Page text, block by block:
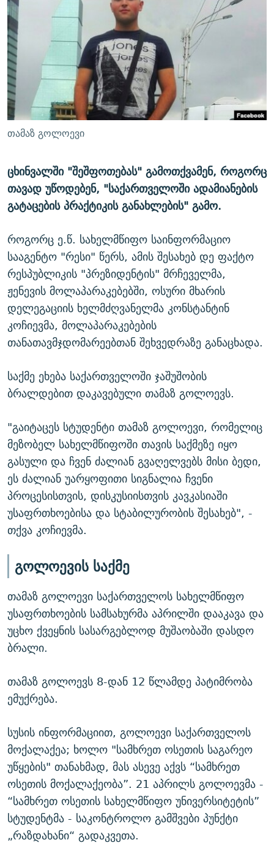
ᲛᲝᲚᲐᲞᲐᲠᲐᲙᲔ ᲢᲔᲥᲡᲢᲔᲑᲘ
ᲚᲘᲢᲔᲠᲐᲢᲣᲠᲣᲚᲘ ᲬᲐᲮᲜᲐᲒᲔᲑᲘ
ᲐᲛᲔᲠᲘᲙᲣᲚᲘ ᲛᲝᲗᲮᲠᲝᲑᲐ
ᲘᲛᲞᲔᲠᲘᲐ ᲓᲐ ᲠᲐᲓᲘᲝ
ᲩᲔᲛᲘ ᲡᲘᲙᲕᲓᲘᲚᲘᲡ ᲛᲘᲖᲔᲖᲘᲐ COVID-19
11 ᲬᲔᲚᲘ - 11 ᲐᲛᲑᲐᲕᲘ
ᲡᲐᲞᲐᲠᲚᲐᲛᲔᲜᲢᲝ ᲐᲠᲩᲔᲕᲜᲔᲑᲘᲡ ᲘᲡᲢᲝᲠᲘᲐ
ᲑᲐᲕᲨᲕᲔᲑᲘ ᲞᲠᲝᲡᲢᲘᲢᲣᲪᲘᲐᲨᲘ - ᲐᲛᲝᲣᲗᲥᲛᲔᲚᲘ ᲐᲛᲑᲐᲕᲘ
5 ᲐᲛᲑᲐᲕᲘ - 20 ᲘᲕᲜᲘᲡᲡ ᲓᲐᲨᲐᲕᲔᲑᲣᲚᲔᲑᲘ
ᲐᲒᲕᲘᲡᲢᲝᲡ ᲝᲛᲘ
ПРИВЕТ ᲙᲣᲚᲢᲣᲠᲐ
ᲒᲐᲛᲝᲘᲬᲔᲠᲔ
რთე/რთ-ის ყველა საიტი
თამაზ გოლოევი
ცხინვალში "შეშფოთებას" გამოთქვამენ, როგორც
თავად უწოდებენ, "საქართველოში ადამიანების
გატაცების პრაქტიკის განახლების" გამო.
როგორც ე.წ. სახელმწიფო საინფორმაციო
სააგენტო "რესი" წერს, ამის შესახებ დე ფაქტო
რესპუბლიკის "პრეზიდენტის" მრჩეველმა,
ჟენევის მოლაპარაკებებში, ოსური მხარის
დელეგაციის ხელმძღვანელმა კონსტანტინ
კოჩიევმა, მოლაპარაკებების
თანათავმჯდომარეებთან შეხვედრაზე განაცხადა.
საქმე ეხება საქართველოში ჯაშუშობის
ბრალდებით დაკავებული თამაზ გოლოევს.
"გაიტაცეს სტუდენტი თამაზ გოლოევი, რომელიც
მეზობელ სახელმწიფოში თავის საქმეზე იყო
გასული და ჩვენ ძალიან გვაღელვებს მისი ბედი,
ეს ძალიან უარყოფითი სიგნალია ჩვენი
პროცესისთვის, დისკუსიისთვის კავკასიაში
უსაფრთხოებისა და სტაბილურობის შესახებ", -
თქვა კოჩიევმა.
გოლოევის საქმე
თამაზ გოლოევი საქართველოს სახელმწიფო
უსაფრთხოების სამსახურმა აპრილში დააკავა და
უცხო ქვეყნის სასარგებლოდ მუშაობაში დასდო
ბრალი.
თამაზ გოლოევს 8-დან 12 წლამდე პატიმრობა
ემუქრება.
სუსის ინფორმაციით, გოლოევი საქართველოს
მოქალაქეა; ხოლო "სამხრეთ ოსეთის საგარეო
უწყების" თანახმად, მას ასევე აქვს “სამხრეთ
ოსეთის მოქალაქეობა”. 21 აპრილს გოლოევმა -
“სამხრეთ ოსეთის სახელმწიფო უნივერსიტეტის”
სტუდენტმა - საკონტროლო გამშვები პუნქტი
„რაზდახანი“ გადაკვეთა.